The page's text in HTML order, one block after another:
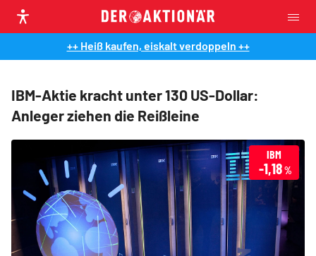
++ Heiß kaufen, eiskalt verdoppeln ++
IBM-Aktie kracht unter 130 US-Dollar:
Anleger ziehen die Reißleine
IBM
-1,18%